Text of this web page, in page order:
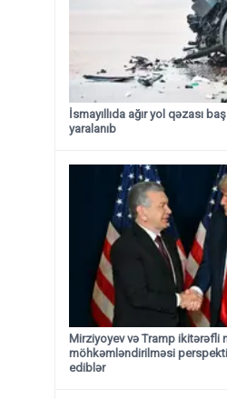
İsmayıllıda ağır yol qəzası
yaralanıb
Mirziyoyev və Tramp ikitərəfli
möhkəmləndirilməsi
ediblər